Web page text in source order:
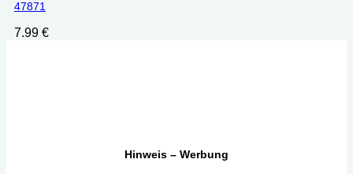
47871
7.99 €
Hinweis – Werbung